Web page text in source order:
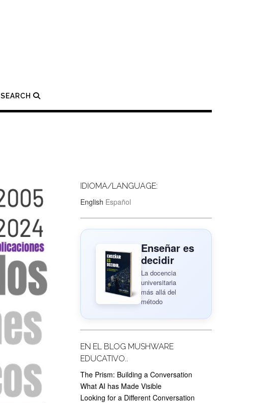
SEARCH
IDIOMA/LANGUAGE:
English Español
Enseñar es
decidir
La docencia
universitaria
más allá del
método
EN EL BLOG MUSHWARE
EDUCATIVO..
The Prism: Building a Conversation
What AI has Made Visible
Looking for a Different Conversation